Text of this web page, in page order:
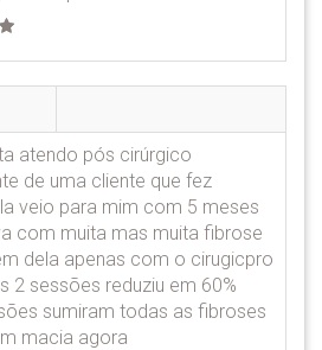
atendo pós cirúrgico
de uma cliente que fez
veio para mim com 5 meses
com muita mas muita fibrose
dela apenas com o cirugicpro
2 sessões reduziu em 60%
sumiram todas as fibroses
macia agora